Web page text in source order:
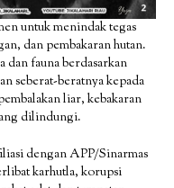
untuk menindak tegas
dan pembakaran hutan.
fauna berdasarkan
seberat-beratnya kepada
liar, kebakaran
dilindungi.
dengan APP/Sinarmas
karhutla, korupsi